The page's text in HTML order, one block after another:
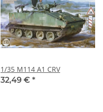
1/35 M114 A1 CRV
32,49 € *